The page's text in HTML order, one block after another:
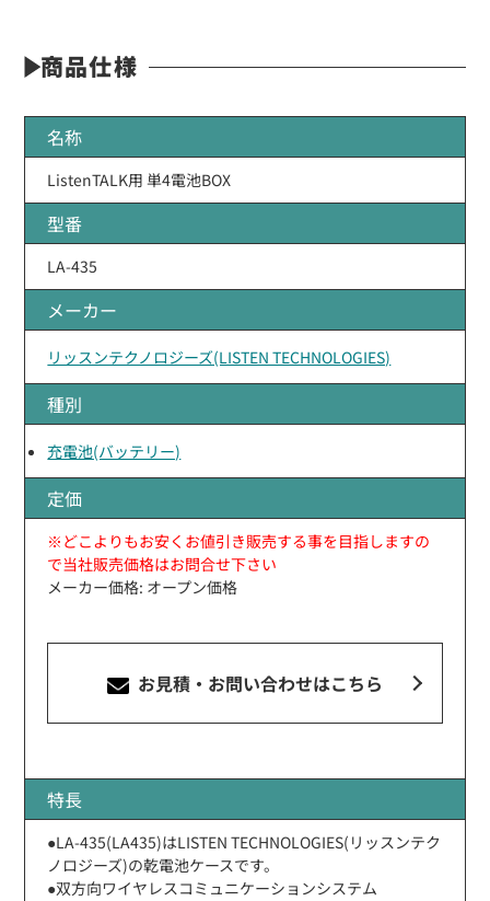
商品仕様
名称
ListenTALK用 単4電池BOX
型番
LA-435
メーカー
リッスンテクノロジーズ(LISTEN TECHNOLOGIES)
種別
充電池(バッテリー)
定価
※どこよりもお安くお値引き販売する事を目指しますの
で当社販売価格はお問合せ下さい
メーカー価格: オープン価格
お見積・お問い合わせはこちら
特長
●LA-435(LA435)はLISTEN TECHNOLOGIES(リッスンテク
ノロジーズ)の乾電池ケースです。
●双方向ワイヤレスコミュニケーションシステム